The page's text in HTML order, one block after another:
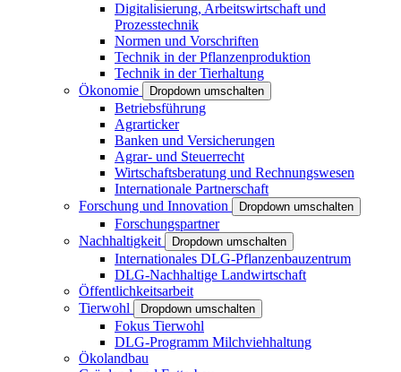
Digitalisierung, Arbeitswirtschaft und
Prozesstechnik
Normen und Vorschriften
Technik in der Pflanzenproduktion
Technik in der Tierhaltung
Ökonomie
Dropdown umschalten
Betriebsführung
Agrarticker
Banken und Versicherungen
Agrar- und Steuerrecht
Wirtschaftsberatung und Rechnungswesen
Internationale Partnerschaft
Forschung und Innovation
Dropdown umschalten
Forschungspartner
Nachhaltigkeit
Dropdown umschalten
Internationales DLG-Pflanzenbauzentrum
DLG-Nachhaltige Landwirtschaft
Öffentlichkeitsarbeit
Tierwohl
Dropdown umschalten
Fokus Tierwohl
DLG-Programm Milchviehhaltung
Ökolandbau